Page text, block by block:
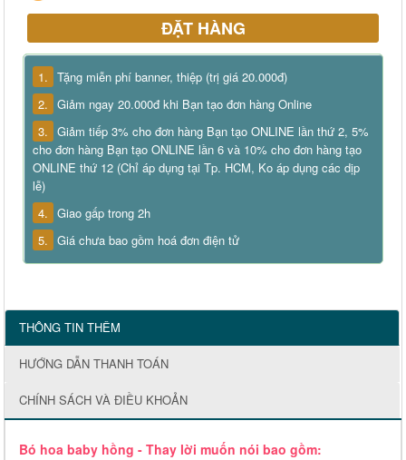
ĐẶT HÀNG
1. Tặng miễn phí banner, thiệp (trị giá 20.000đ)
2. Giảm ngay 20.000đ khi Bạn tạo đơn hàng Online
3. Giảm tiếp 3% cho đơn hàng Bạn tạo ONLINE lần thứ 2, 5%
cho đơn hàng Bạn tạo ONLINE lần 6 và 10% cho đơn hàng tạo
ONLINE thứ 12 (Chỉ áp dụng tại Tp. HCM, Ko áp dụng các dịp
lễ)
4. Giao gấp trong 2h
5. Giá chưa bao gồm hoá đơn điện tử
THÔNG TIN THÊM
HƯỚNG DẪN THANH TOÁN
CHÍNH SÁCH VÀ ĐIỀU KHOẢN
Bó hoa baby hồng - Thay lời muốn nói bao gồm: